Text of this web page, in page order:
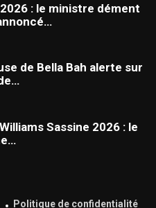
: le ministre dément
de Bella Bah alerte sur
Sassine 2026 : le
Politique de confidentialité